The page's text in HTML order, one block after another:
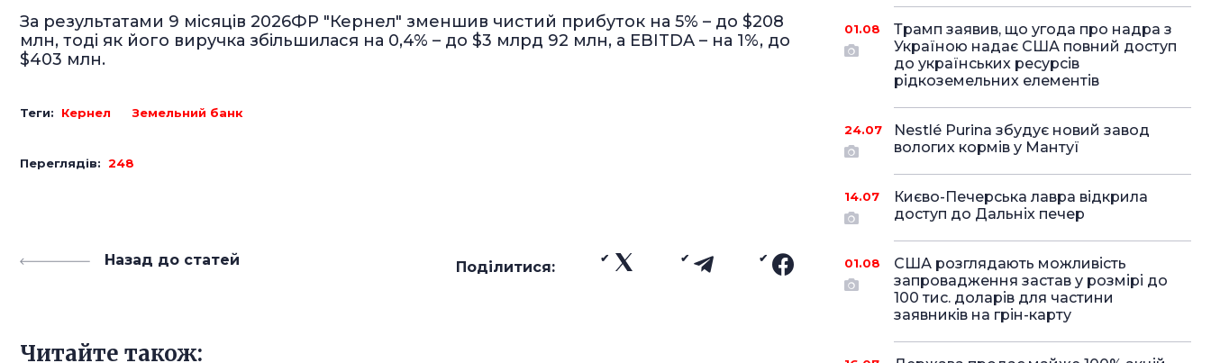
За результатами 9 місяців 2026ФР "Кернел" зменшив чистий прибуток на 5% – до $208
млн, тоді як його виручка збільшилася на 0,4% – до $3 млрд 92 млн, а EBITDA – на 1%, до
$403 млн.
Теги: Кернел Земельний банк
Переглядів: 248
Назад до статей Поділитися:
Читайте також:
01.08
Трамп заявив, що угода про надра з
Україною надає США повний доступ
до українських ресурсів
рідкоземельних елементів
24.07
Nestlé Purina збудує новий завод
вологих кормів у Мантуї
14.07
Києво-Печерська лавра відкрила
доступ до Дальніх печер
01.08
США розглядають можливість
запровадження застав у розмірі до
100 тис. доларів для частини
заявників на грін-карту